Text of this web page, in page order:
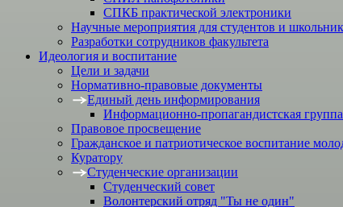
СПКБ практической электроники
Научные мероприятия для студентов и
Разработки сотрудников факультета
Идеология и воспитание
Цели и задачи
Нормативно-правовые документы
Единый день информирования
Информационно-пропагандистская группа
Правовое просвещение
Гражданское и патриотическое воспитание
Куратору
Студенческие организации
Студенческий совет
Волонтерский отряд "Ты не один"